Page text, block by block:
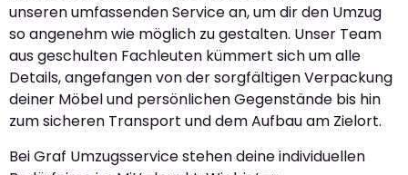
unseren umfassenden Service an, um dir den Umzug
so angenehm wie möglich zu gestalten. Unser Team
aus geschulten Fachleuten kümmert sich um alle
Details, angefangen von der sorgfältigen Verpackung
deiner Möbel und persönlichen Gegenstände bis hin
zum sicheren Transport und dem Aufbau am Zielort.
Bei Graf Umzugsservice stehen deine individuellen